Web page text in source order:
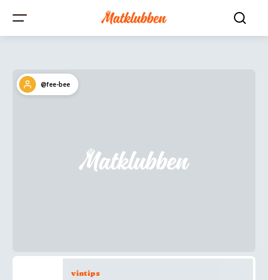
@fee-bee
vintips